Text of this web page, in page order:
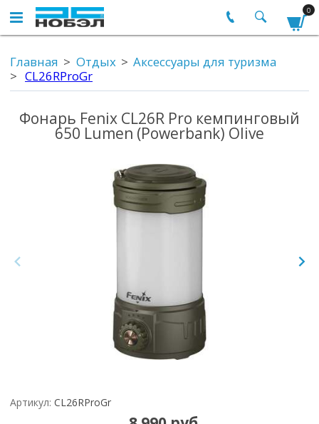
0
Главная Отдых
Аксессуары для туризма
CL26RProGr
Фонарь Fenix CL26R Pro кемпинговый
650 Lumen (Powerbank) Olive
Артикул: CL26RProGr